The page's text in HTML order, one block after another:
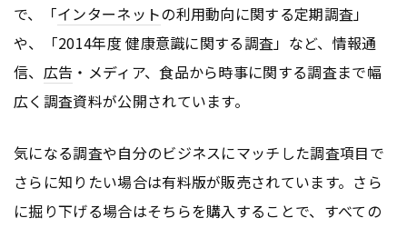
で、「インターネットの利用動向に関する定期調査」
や、「2014年度 健康意識に関する調査」など、情報通
信、 広告 ・メディア、食品から時事に関する調査まで幅
広く調査資料が公開されています。
気になる調査や自分のビジネスにマッチした調査項目で
さらに知りたい場合は有料版が販売されています。さら
に掘り下げる場合はそちらを購入することで、すべての